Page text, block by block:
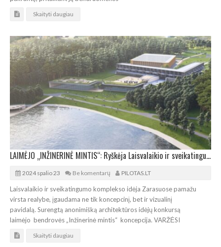
Skaityti daugiau
LAIMĖJO „INŽINERINĖ MINTIS“: Ryškėja Laisvalaikio ir sveikatingumo komplekso Zarasuose kontūrai
2024 spalio 23 Be komentarų PILOTAS.LT
Laisvalaikio ir sveikatingumo komplekso idėja Zarasuose pamažu
virsta realybe, įgaudama ne tik koncepcinį, bet ir vizualinį
pavidalą. Surengtą anonimišką architektūros idėjų konkursą
laimėjo bendrovės „Inžinerinė mintis“ koncepcija. VARŽĖSI
Skaityti daugiau